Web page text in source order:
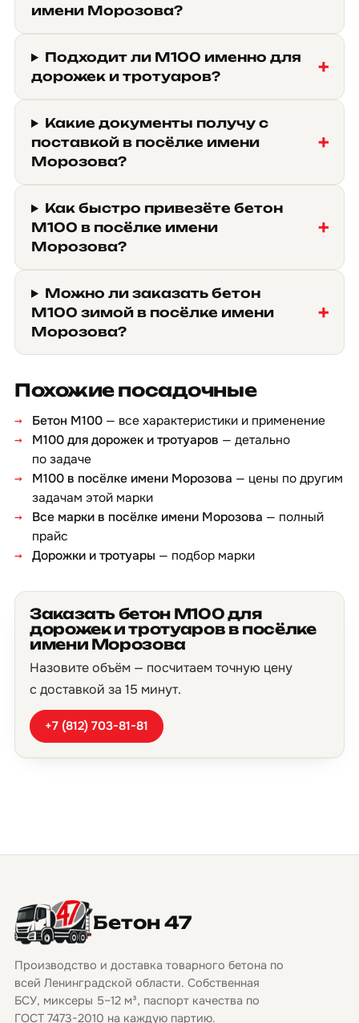
имени Морозова?
Подходит ли М100 именно для
дорожек и тротуаров?
Какие документы получу с
поставкой в посёлке имени
Морозова?
Как быстро привезёте бетон
М100 в посёлке имени
Морозова?
Можно ли заказать бетон
М100 зимой в посёлке имени
Морозова?
Похожие посадочные
Бетон М100 — все характеристики и применение
М100 для дорожек и тротуаров — детально
по задаче
М100 в посёлке имени Морозова — цены по другим
задачам этой марки
Все марки в посёлке имени Морозова — полный
прайс
Дорожки и тротуары — подбор марки
Заказать бетон М100 для
дорожек и тротуаров в посёлке
имени Морозова
Назовите объём — посчитаем точную цену
с доставкой за 15 минут.
+7 (812) 703-81-81
Бетон 47
Производство и доставка товарного бетона по
всей Ленинградской области. Собственная
БСУ, миксеры 5–12 м³, паспорт качества по
ГОСТ 7473-2010 на каждую партию.